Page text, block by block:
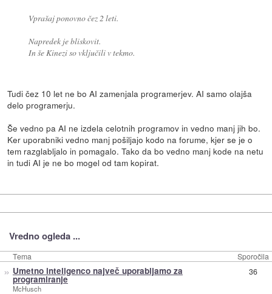
Vprašaj ponovno čez 2 leti.
Napredek je bliskovit.
In še Kinezi so vključili v tekmo.
Tudi čez 10 let ne bo AI zamenjala programerjev. AI samo olajša
delo programerju.
Še vedno pa AI ne izdela celotnih programov in vedno manj jih bo.
Ker uporabniki vedno manj pošiljajo kodo na forume, kjer se je o
tem razglabljalo in pomagalo. Tako da bo vedno manj kode na netu
in tudi AI je ne bo mogel od tam kopirat.
Vredno ogleda ...
Tema Sporočila
» Umetno inteligenco največ uporabljamo za
programiranje
McHusch
36